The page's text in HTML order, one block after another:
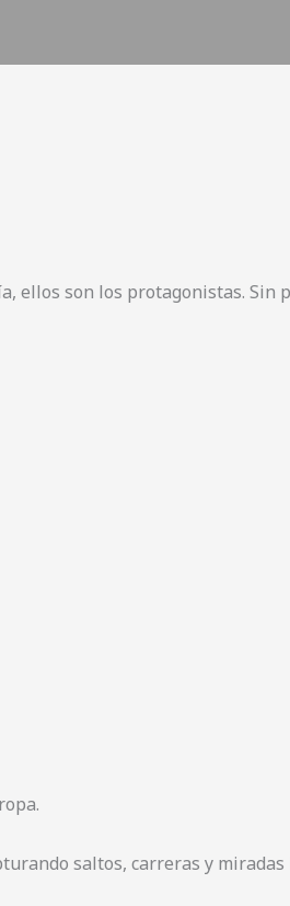
ellos son los protagonistas. Sin
saltos, carreras y